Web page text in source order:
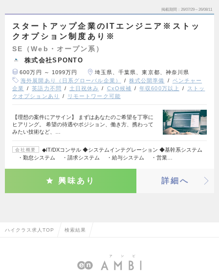
掲載期間 26/07/29～26/08/11
スタートアップ企業のITエンジニア※ストッ
クオプション制度あり※
SE（Web・オープン系）
株式会社SPONTO
600万円 ～ 1099万円
埼玉県、千葉県、東京都、神奈川県
海外展開あり（日系グローバル企業）
株式公開準備
ベンチャー
企業
英語力不問 土日祝休み CxO候補 年収600万以上
ストッ
クオプションあり
リモートワーク可能
【理想の案件にアサイン】 まずはあなたのご希望を丁寧に
ヒアリング。 希望の待遇やポジション、働き方、携わって
みたい技術など、…
会社概要
◆IT/DXコンサル ◆システムインテグレーション ◆基幹系システム
・勤怠システム ・請求システム ・給与システム ・営業…
興味あり 詳細へ
ハイクラス求人TOP 検索結果